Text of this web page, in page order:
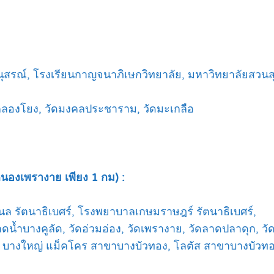
รณ์, โรงเรียนกาญจนาภิเษกวิทยาลัย, มหาวิทยาลัยสวน
งโยง, วัดมงคลประชาราม, วัดมะเกลือ
งเพรางาย เพียง 1 กม) :
รัตนาธิเบศร์, โรงพยาบาลเกษมราษฎร์ รัตนาธิเบศร์,
บางคูลัด, วัดอ่วมอ่อง, วัดเพรางาย, วัดลาดปลาดุก, วั
างใหญ่ แม็คโคร สาขาบางบัวทอง, โลตัส สาขาบางบัวท